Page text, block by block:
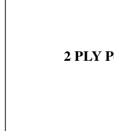
2 PLY